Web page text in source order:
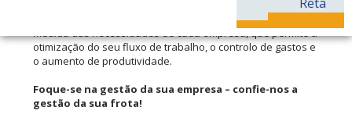
A Reta disponibiliza um serviço de aluguer flexível, à
medida das necessidades de cada empresa, que permite a
otimização do seu fluxo de trabalho, o controlo de gastos e
o aumento de produtividade.
Foque-se na gestão da sua empresa – confie-nos a
gestão da sua frota!